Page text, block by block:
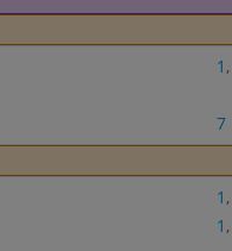
1 ,
7
1 ,
1 ,